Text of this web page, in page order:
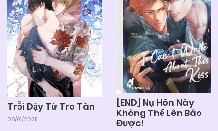
Trỗi Dậy Từ Tro Tàn
08/01/2025
[END] Nụ Hôn Này
Không Thể Lên Báo
Được!